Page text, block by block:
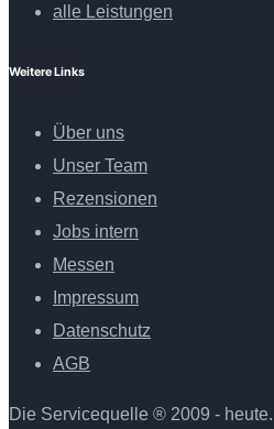
alle Leistungen
Weitere Links
Über uns
Unser Team
Rezensionen
Jobs intern
Messen
Impressum
Datenschutz
AGB
Die Servicequelle ® 2009 -